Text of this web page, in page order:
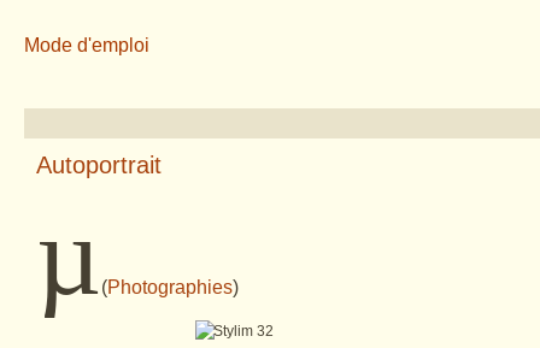
Mode d'emploi
Autoportrait
µ (Photographies)